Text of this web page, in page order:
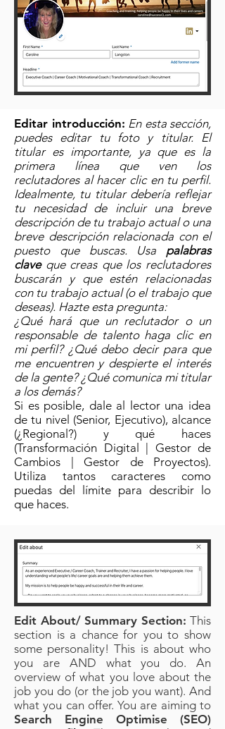
Editar introducción: En esta sección,
puedes editar tu foto y titular. El
titular es importante, ya que es la
primera línea que ven los
reclutadores al hacer clic en tu perfil.
Idealmente, tu titular debería reflejar
tu necesidad de incluir una breve
descripción de tu trabajo actual o una
breve descripción relacionada con el
puesto que buscas. Usa palabras
claveque creas que los reclutadores
buscarán y que estén relacionadas
con tu trabajo actual (o el trabajo que
deseas). Hazte esta pregunta:
¿Qué hará que un reclutador o un
responsable de talento haga clic en
mi perfil? ¿Qué debo decir para que
me encuentren y despierte el interés
de la gente? ¿Qué comunica mi titular
a los demás?
Si es posible, dale al lector una idea
de tu nivel (Senior, Ejecutivo), alcance
(¿Regional?) y qué haces
(Transformación Digital | Gestor de
Cambios | Gestor de Proyectos).
Utiliza tantos caracteres como
puedas del límite para describir lo
que haces.
Edit About/ Summary Section: This
section is a chance for you to show
some personality! This is about who
you are AND what you do. An
overview of what you love about the
job you do (or the job you want). And
what you can offer. You are aiming to
Search Engine Optimise (SEO)